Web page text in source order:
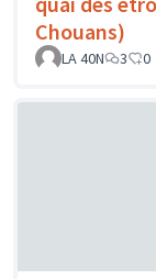
Chouans)
LA 40N 3 0